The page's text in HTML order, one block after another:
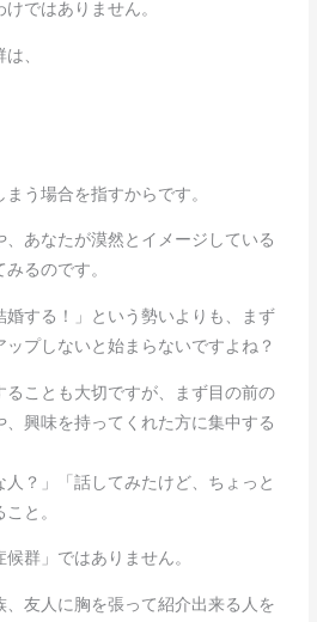
ではありません。
、
う場合を指すからです。
あなたが漠然とイメージしている
るのです。
する！」という勢いよりも、まず
プしないと始まらないですよね？
ることも大切ですが、まず目の前の
興味を持ってくれた方に集中する
？」「話してみたけど、ちょっと
と。
群」ではありません。
友人に胸を張って紹介出来る人を